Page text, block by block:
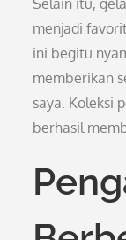
Selain itu,
menjadi
ini begitu
memberikan
saya. Koleksi
berhasil